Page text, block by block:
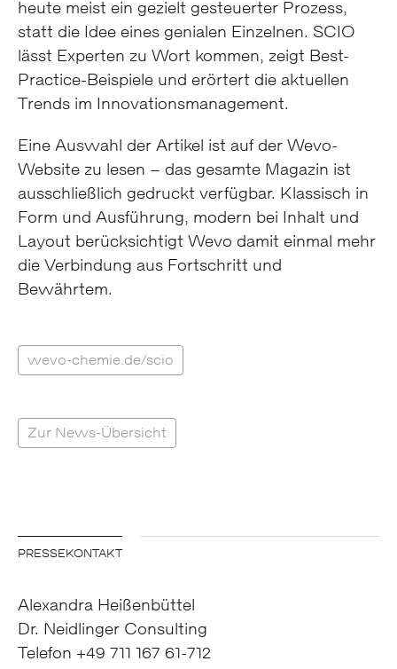
heute meist ein gezielt gesteuerter Prozess,
statt die Idee eines genialen Einzelnen. SCIO
lässt Experten zu Wort kommen, zeigt Best-
Practice-Beispiele und erörtert die aktuellen
Trends im Innovationsmanagement.
Eine Auswahl der Artikel ist auf der Wevo-
Website zu lesen – das gesamte Magazin ist
ausschließlich gedruckt verfügbar. Klassisch in
Form und Ausführung, modern bei Inhalt und
Layout berücksichtigt Wevo damit einmal mehr
die Verbindung aus Fortschritt und
Bewährtem.
wevo-chemie.de/scio
Zur News-Übersicht
PRESSEKONTAKT
Alexandra Heißenbüttel
Dr. Neidlinger Consulting
Telefon +49 711 167 61-712